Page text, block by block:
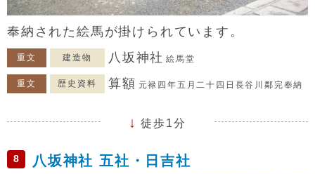
奉納された絵馬が掛けられています。
重文 建造物 八坂神社 絵馬堂
重文 歴史資料 算額 元禄四年五月二十四日長谷川鄰完奉納
徒歩1分
8 八坂神社 五社・日吉社